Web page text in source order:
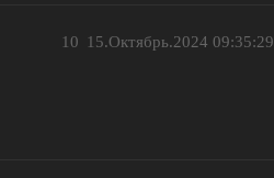
15.Октябрь.2024 09:35:29
10